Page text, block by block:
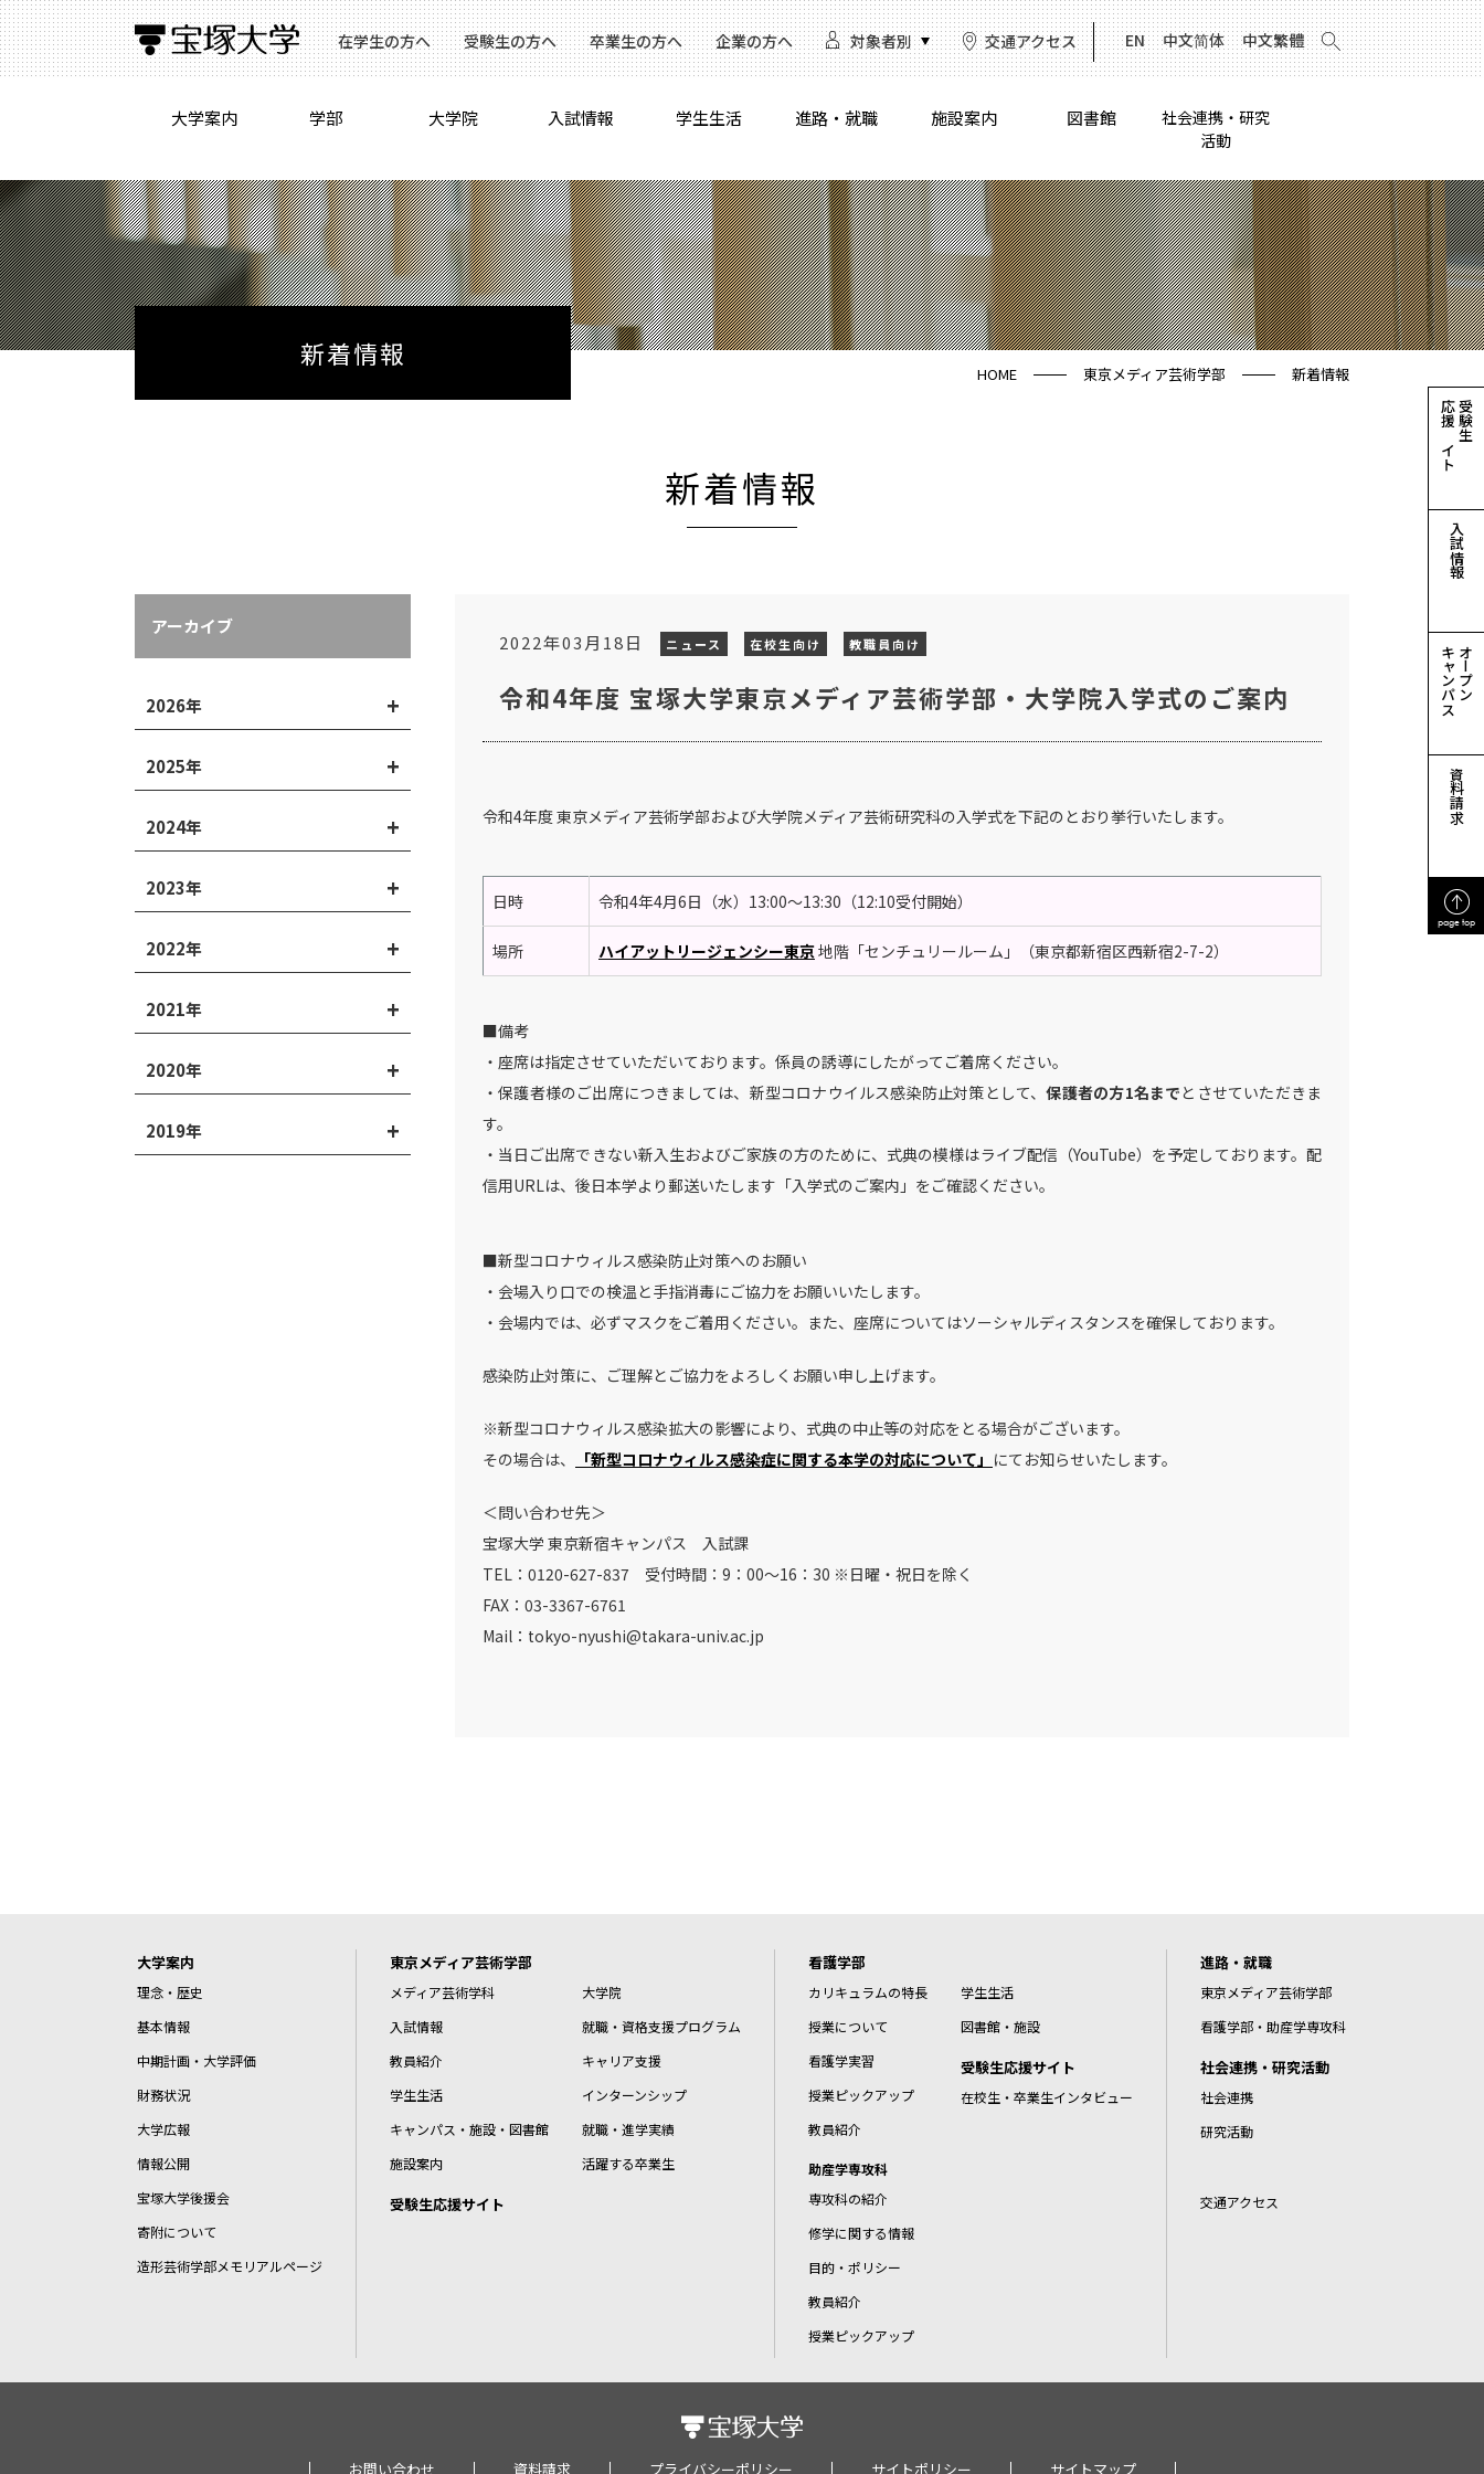
在学生の方へ 受験生の方へ 卒業生の方へ 企業の方へ 対象者別 交通アクセス EN 中文简体 中文繁體
大学案内 学部 大学院 入試情報 学生生活 進路・就職 施設案内 図書館
社会連携・研究
活動
受験生
応援サイト
入試情報
オープン
キャンパス
資料請求
page top
新着情報
HOME 東京メディア芸術学部 新着情報
新着情報
2022年03月18日 ニュース 在校生向け 教職員向け
令和4年度 宝塚大学東京メディア芸術学部・大学院入学式のご案内
令和4年度 東京メディア芸術学部および大学院メディア芸術研究科の入学式を下記のとおり挙行いたします。
日時 令和4年4月6日（水）13:00～13:30（12:10受付開始）
場所 ハイアットリージェンシー東京地階「センチュリールーム」（東京都新宿区西新宿2-7-2）
■備考
・座席は指定させていただいております。係員の誘導にしたがってご着席ください。
・保護者様のご出席につきましては、新型コロナウイルス感染防止対策として、保護者の方1名までとさせていただきま
す。
・当日ご出席できない新入生およびご家族の方のために、 式典の模様はライブ配信（YouTube）を予定しております。配
信用URLは、後日本学より郵送いたします「入学式のご案内」をご確認ください。
■新型コロナウィルス感染防止対策へのお願い
・会場入り口での検温と手指消毒にご協力をお願いいたします。
・会場内では、必ずマスクをご着用ください。また、座席についてはソーシャルディスタンスを確保しております。
感染防止対策に、ご理解とご協力をよろしくお願い申し上げます。
※新型コロナウィルス感染拡大の影響により、式典の中止等の対応をとる場合がございます。
その場合は、
「新型コロナウィルス感染症に関する本学の対応について」 にてお知らせいたします。
＜問い合わせ先＞
宝塚大学 東京新宿キャンパス 入試課
TEL：0120-627-837 受付時間：9：00～16：30 ※日曜・祝日を除く
FAX：03-3367-6761
Mail：tokyo-nyushi@takara-univ.ac.jp
アーカイブ
2026年
2025年
2024年
2023年
2022年
2021年
2020年
2019年
大学案内
理念・歴史
基本情報
中期計画・大学評価
財務状況
大学広報
情報公開
宝塚大学後援会
寄附について
造形芸術学部メモリアルページ
東京メディア芸術学部
メディア芸術学科
入試情報
教員紹介
学生生活
キャンパス・施設・図書館
施設案内
受験生応援サイト
大学院
就職・資格支援プログラム
キャリア支援
インターンシップ
就職・進学実績
活躍する卒業生
看護学部
カリキュラムの特長
授業について
看護学実習
授業ピックアップ
教員紹介
助産学専攻科
専攻科の紹介
修学に関する情報
目的・ポリシー
教員紹介
授業ピックアップ
学生生活
図書館・施設
受験生応援サイト
在校生・卒業生インタビュー
進路・就職
東京メディア芸術学部
看護学部・助産学専攻科
社会連携・研究活動
社会連携
研究活動
交通アクセス
お問い合わせ 資料請求 プライバシーポリシー サイトポリシー サイトマップ